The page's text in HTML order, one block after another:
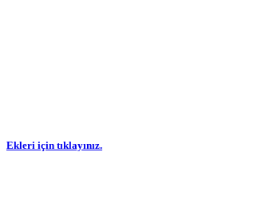
Ekleri için tıklayınız.